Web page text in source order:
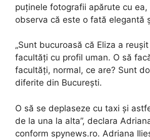
puținele fotografii apărute cu ea,
observa că este o fată elegantă
„Sunt bucuroasă că Eliza a
facultăți cu profil uman. O să
facultăți, normal, ce are? Sunt
diferite din București.
O să se deplaseze cu taxi și
de la una la alta”, declara
conform spynews.ro. Adriana